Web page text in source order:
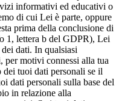
informativi ed educativi o
di cui Lei è parte, oppure
prima della conclusione di
1, lettera b del GDPR), Lei
dati. In qualsiasi
motivi connessi alla tua
tuoi dati personali se il
dati personali sulla base del
in relazione alla